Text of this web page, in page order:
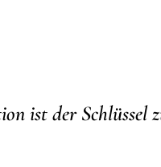
ist der Schlüssel